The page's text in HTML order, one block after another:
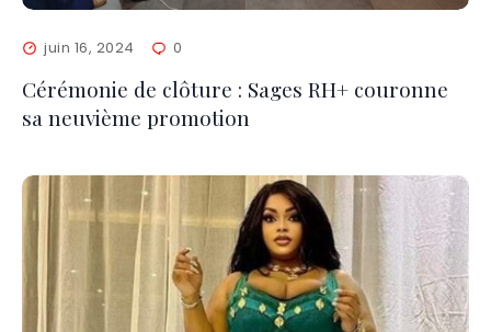
juin 16, 2024 0
Cérémonie de clôture : Sages RH+ couronne
sa neuvième promotion